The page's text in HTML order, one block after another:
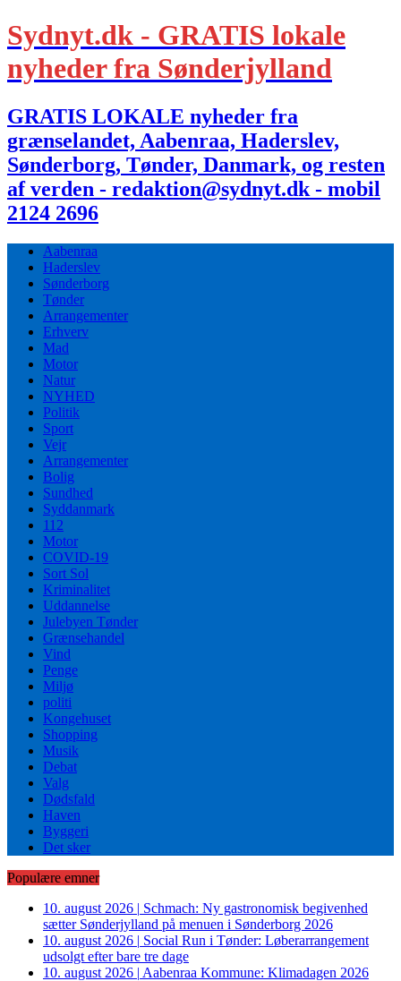
Sydnyt.dk - GRATIS lokale
nyheder fra Sønderjylland
GRATIS LOKALE nyheder fra
grænselandet, Aabenraa, Haderslev,
Sønderborg, Tønder, Danmark, og resten
af verden - redaktion@sydnyt.dk - mobil
2124 2696
Aabenraa
Haderslev
Sønderborg
Tønder
Arrangementer
Erhverv
Mad
Motor
Natur
NYHED
Politik
Sport
Vejr
Arrangementer
Bolig
Sundhed
Syddanmark
112
Motor
COVID-19
Sort Sol
Kriminalitet
Uddannelse
Julebyen Tønder
Grænsehandel
Vind
Penge
Miljø
politi
Kongehuset
Shopping
Musik
Debat
Valg
Dødsfald
Haven
Byggeri
Det sker
Populære emner
10. august 2026 | Schmach: Ny gastronomisk begivenhed
sætter Sønderjylland på menuen i Sønderborg 2026
10. august 2026 | Social Run i Tønder: Løberarrangement
udsolgt efter bare tre dage
10. august 2026 | Aabenraa Kommune: Klimadagen 2026